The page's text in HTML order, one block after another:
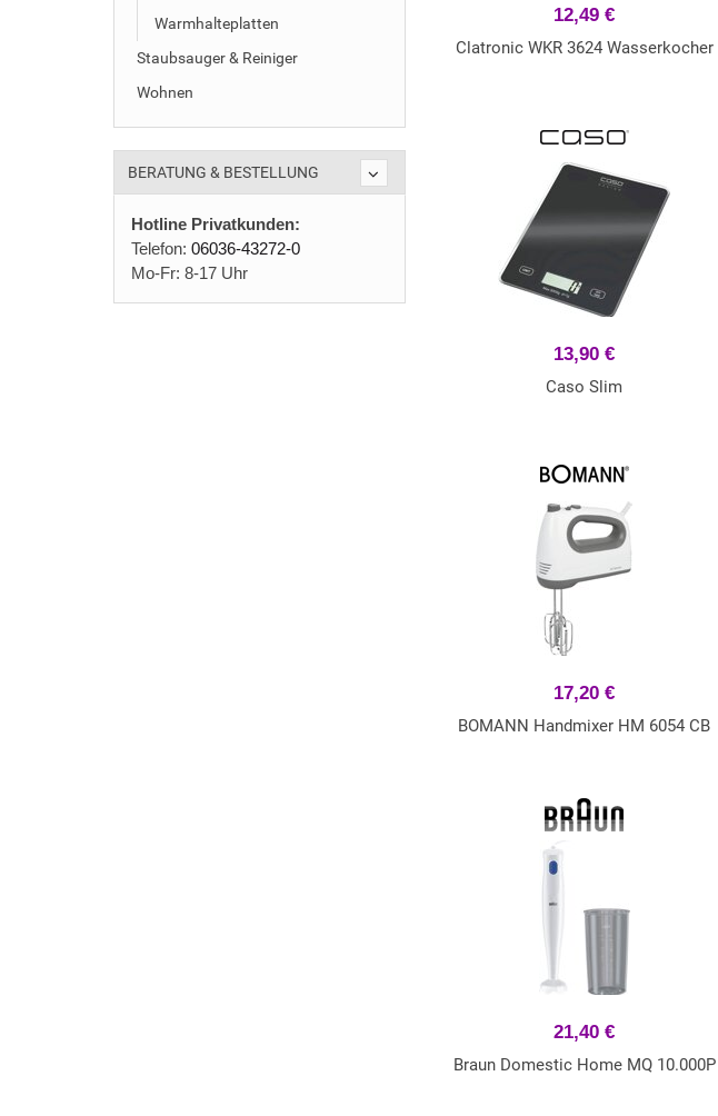
Warmhalteplatten
Staubsauger & Reiniger
Wohnen
BERATUNG & BESTELLUNG
Hotline Privatkunden:
Telefon: 06036-43272-0
Mo-Fr: 8-17 Uhr
12,49 €
Clatronic WKR 3624 Wasserkocher
13,90 €
Caso Slim
17,20 €
BOMANN Handmixer HM 6054 CB
21,40 €
Braun Domestic Home MQ 10.000P